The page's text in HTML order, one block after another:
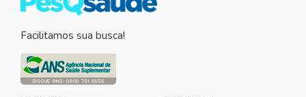
Facilitamos sua busca!